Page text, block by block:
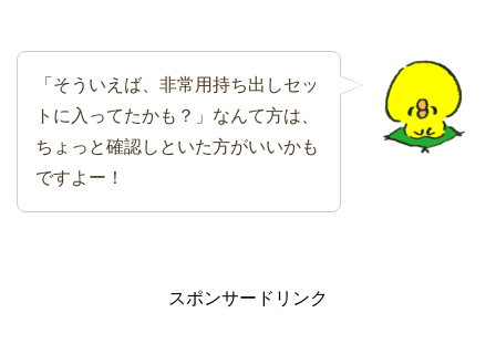
「そういえば、非常用持ち出しセッ
トに入ってたかも？」なんて方は、
ちょっと確認しといた方がいいかも
ですよー！
スポンサードリンク